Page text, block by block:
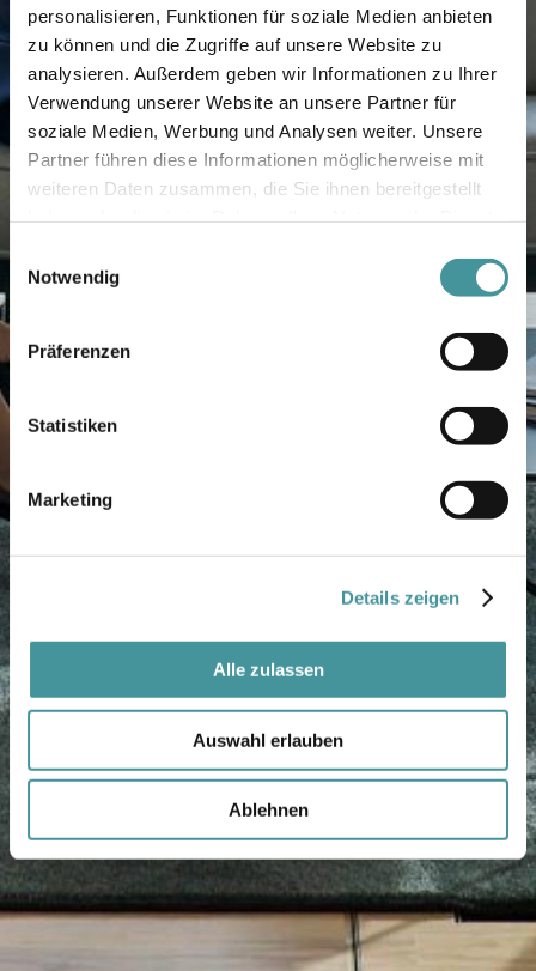
personalisieren, Funktionen für soziale Medien anbieten
zu können und die Zugriffe auf unsere Website zu
analysieren. Außerdem geben wir Informationen zu Ihrer
Verwendung unserer Website an unsere Partner für
soziale Medien, Werbung und Analysen weiter. Unsere
Partner führen diese Informationen möglicherweise mit
weiteren Daten zusammen, die Sie ihnen bereitgestellt
Einwilligungsauswahl
Notwendig
Präferenzen
Statistiken
Marketing
Details zeigen
Alle zulassen
Auswahl erlauben
Ablehnen